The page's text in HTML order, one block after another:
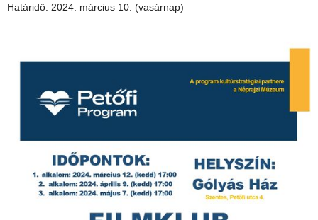
Határidő: 2024. március 10. (vasárnap)